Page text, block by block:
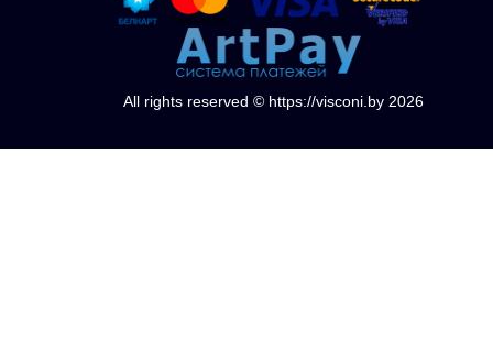
All rights reserved © https://visconi.by 2026